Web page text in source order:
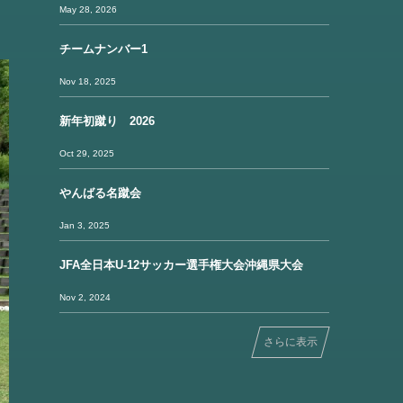
May 28, 2026
チームナンバー1
Nov 18, 2025
新年初蹴り 2026
Oct 29, 2025
やんばる名蹴会
Jan 3, 2025
JFA全日本U-12サッカー選手権大会沖縄県大会
Nov 2, 2024
さらに表示